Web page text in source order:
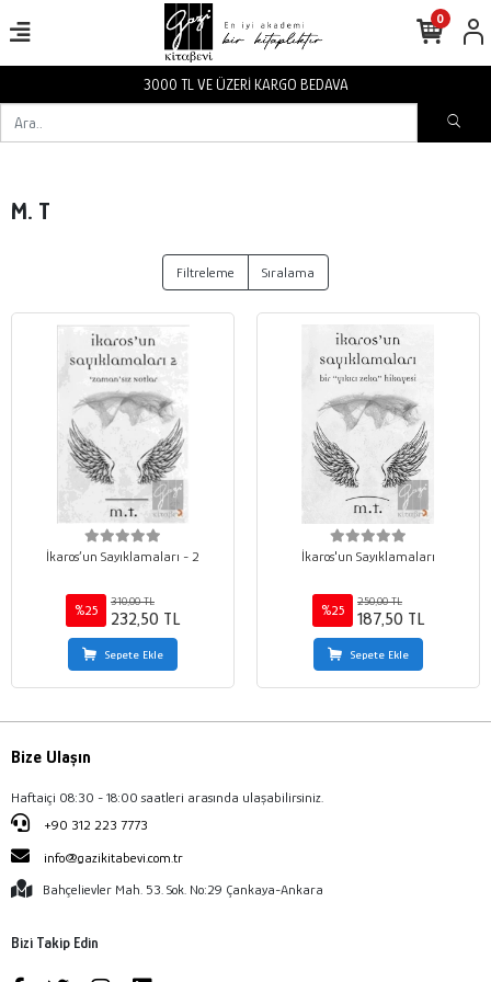
3000 TL VE ÜZERİ KARGO BEDAVA
0
M. T
Filtreleme Sıralama
İkaros’un Sayıklamaları - 2
%25
310,00 TL
232,50 TL
Sepete Ekle
İkaros'un Sayıklamaları
%25
250,00 TL
187,50 TL
Sepete Ekle
Bize Ulaşın
Haftaiçi 08:30 - 18:00 saatleri arasında ulaşabilirsiniz.
+90 312 223 7773
info@gazikitabevi.com.tr
Bahçelievler Mah. 53. Sok. No:29 Çankaya-Ankara
Bizi Takip Edin